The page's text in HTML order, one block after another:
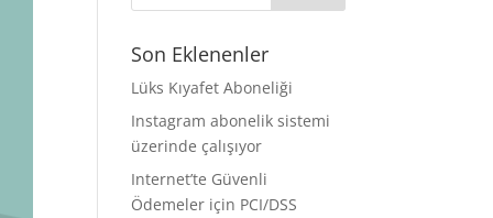
Son Eklenenler
Lüks Kıyafet Aboneliği
Instagram abonelik sistemi
üzerinde çalışıyor
Internet’te Güvenli
Ödemeler için PCI/DSS